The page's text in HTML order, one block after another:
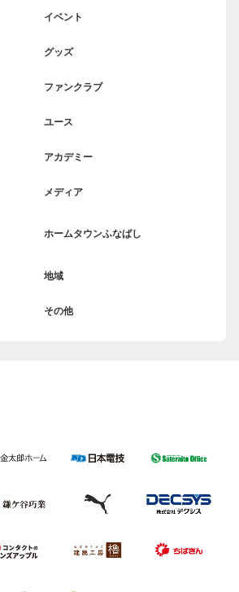
イベント
グッズ
ファンクラブ
ユース
アカデミー
メディア
ホームタウンふなばし
地域
その他